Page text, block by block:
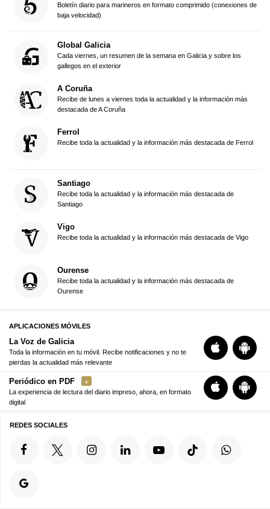
Boletín diario para marineros en formato comprimido (conexiones de
baja velocidad)
Global Galicia
Cada viernes, un resumen de la semana en Galicia y sobre los
gallegos en el exterior
A Coruña
Recibe de lunes a viernes toda la actualidad y la información más
destacada de A Coruña
Ferrol
Recibe toda la actualidad y la información más destacada de Ferrol
Santiago
Recibe toda la actualidad y la información más destacada de
Santiago
Vigo
Recibe toda la actualidad y la información más destacada de Vigo
Ourense
Recibe toda la actualidad y la información más destacada de
Ourense
APLICACIONES MÓVILES
La Voz de Galicia
Toda la información en tu móvil. Recibe notificaciones y no te
pierdas la actualidad más relevante
Periódico en PDF
La experiencia de lectura del diario impreso, ahora, en formato
digital
REDES SOCIALES